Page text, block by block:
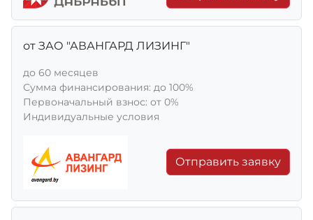
от ЗАО "АВАНГАРД ЛИЗИНГ"
до 60 месяцев
Сумма финансирования: до 100%
Первоначальный взнос: от 0%
Индивидуальные условия
Отправить заявку